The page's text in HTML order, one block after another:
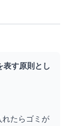
表す原則とし
たらゴミが